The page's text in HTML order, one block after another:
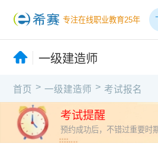
专注在线职业教育25年
一级建造师
首页 > 一级建造师 > 考试报名
考试提醒
预约成功后，不错过重要时